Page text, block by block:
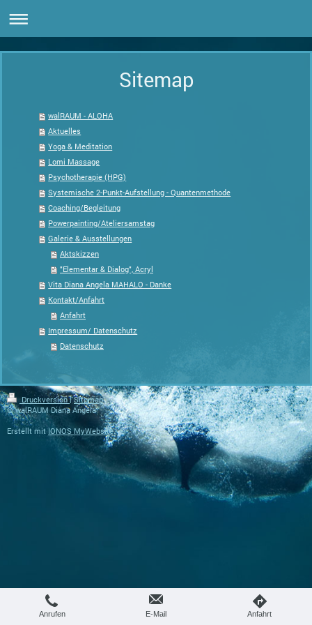
Sitemap
walRAUM - ALOHA
Aktuelles
Yoga & Meditation
Lomi Massage
Psychotherapie (HPG)
Systemische 2-Punkt-Aufstellung - Quantenmethode
Coaching/Begleitung
Powerpainting/Ateliersamstag
Galerie & Ausstellungen
Aktskizzen
"Elementar & Dialog", Acryl
Vita Diana Angela MAHALO - Danke
Kontakt/Anfahrt
Anfahrt
Impressum/ Datenschutz
Datenschutz
Druckversion| Sitemap
© walRAUM Diana Angela
Erstellt mit IONOS MyWebsite.
Login
Webansicht
Anrufen E-Mail Anfahrt